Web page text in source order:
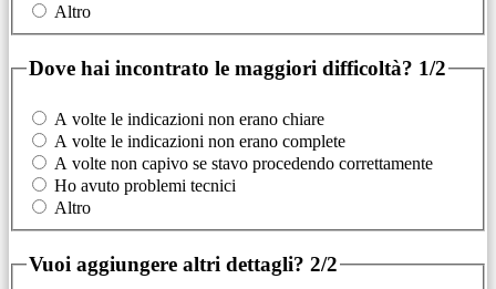
Altro
Dove hai incontrato le maggiori difficoltà? 1/2
A volte le indicazioni non erano chiare
A volte le indicazioni non erano complete
A volte non capivo se stavo procedendo correttamente
Ho avuto problemi tecnici
Altro
Vuoi aggiungere altri dettagli? 2/2